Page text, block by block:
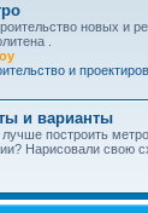
новых и
.
и
и варианты
построить
Нарисовали свою